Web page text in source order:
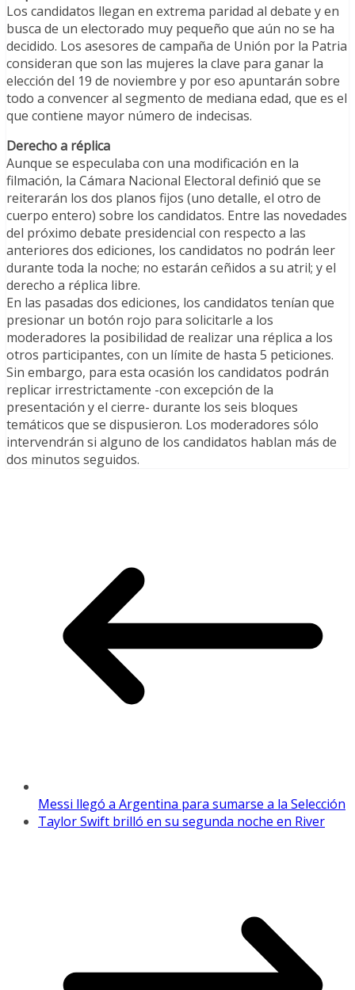
Los candidatos llegan en extrema paridad al debate y en
busca de un electorado muy pequeño que aún no se ha
decidido. Los asesores de campaña de Unión por la Patria
consideran que son las mujeres la clave para ganar la
elección del 19 de noviembre y por eso apuntarán sobre
todo a convencer al segmento de mediana edad, que es el
que contiene mayor número de indecisas.
Derecho a réplica
Aunque se especulaba con una modificación en la
filmación, la Cámara Nacional Electoral definió que se
reiterarán los dos planos fijos (uno detalle, el otro de
cuerpo entero) sobre los candidatos. Entre las novedades
del próximo debate presidencial con respecto a las
anteriores dos ediciones, los candidatos no podrán leer
durante toda la noche; no estarán ceñidos a su atril; y el
derecho a réplica libre.
En las pasadas dos ediciones, los candidatos tenían que
presionar un botón rojo para solicitarle a los
moderadores la posibilidad de realizar una réplica a los
otros participantes, con un límite de hasta 5 peticiones.
Sin embargo, para esta ocasión los candidatos podrán
replicar irrestrictamente -con excepción de la
presentación y el cierre- durante los seis bloques
temáticos que se dispusieron. Los moderadores sólo
intervendrán si alguno de los candidatos hablan más de
dos minutos seguidos.
Messi llegó a Argentina para sumarse a la Selección
Taylor Swift brilló en su segunda noche en River